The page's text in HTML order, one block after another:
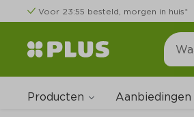
Voor 23:55 besteld, morgen in huis*
Producten Aanbiedingen